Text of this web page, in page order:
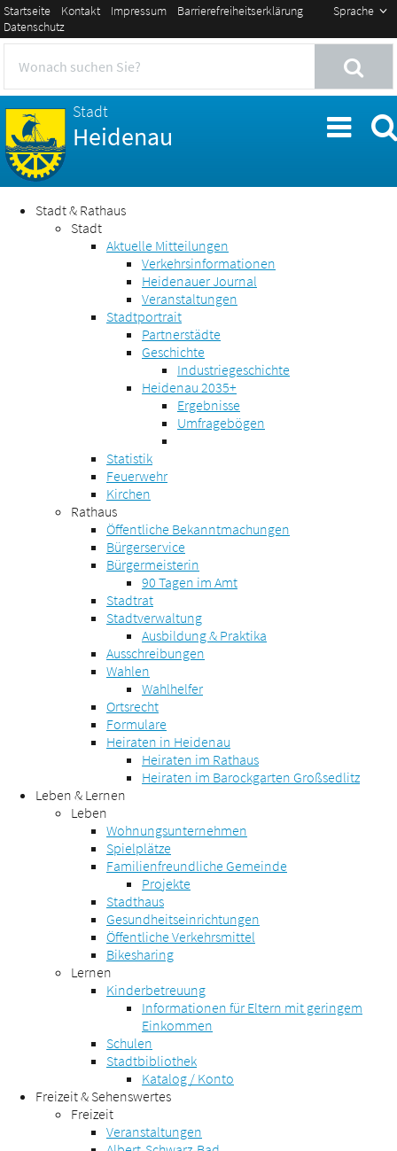
Sprache
Startseite Kontakt Impressum
Barrierefreiheitserklärung
Datenschutz
Stadt
Heidenau
Stadt & Rathaus
Stadt
Aktuelle Mitteilungen
Verkehrsinformationen
Heidenauer Journal
Veranstaltungen
Stadtportrait
Partnerstädte
Geschichte
Industriegeschichte
Heidenau 2035+
Ergebnisse
Umfragebögen
Statistik
Feuerwehr
Kirchen
Rathaus
Öffentliche Bekanntmachungen
Bürgerservice
Bürgermeisterin
90 Tagen im Amt
Stadtrat
Stadtverwaltung
Ausbildung & Praktika
Ausschreibungen
Wahlen
Wahlhelfer
Ortsrecht
Formulare
Heiraten in Heidenau
Heiraten im Rathaus
Heiraten im Barockgarten Großsedlitz
Leben & Lernen
Leben
Wohnungsunternehmen
Spielplätze
Familienfreundliche Gemeinde
Projekte
Stadthaus
Gesundheitseinrichtungen
Öffentliche Verkehrsmittel
Bikesharing
Lernen
Kinderbetreuung
Informationen für Eltern mit geringem
Einkommen
Schulen
Stadtbibliothek
Katalog / Konto
Freizeit & Sehenswertes
Freizeit
Veranstaltungen